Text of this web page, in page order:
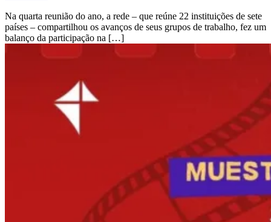
Na quarta reunião do ano, a rede – que reúne 22 instituições de sete
países – compartilhou os avanços de seus grupos de trabalho, fez um
balanço da participação na […]